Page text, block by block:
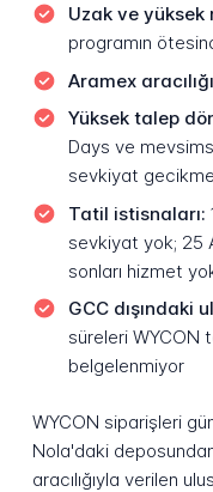
Uzak ve yüksek
programın
Aramex
Yüksek talep
Days ve
sevkiyat
Tatil istisnaları:
sevkiyat yok; 25
sonları hizmet
GCC dışındaki
süreleri WYCON
belgelenmiyor
WYCON siparişleri
Nola'daki
aracılığıyla verilen